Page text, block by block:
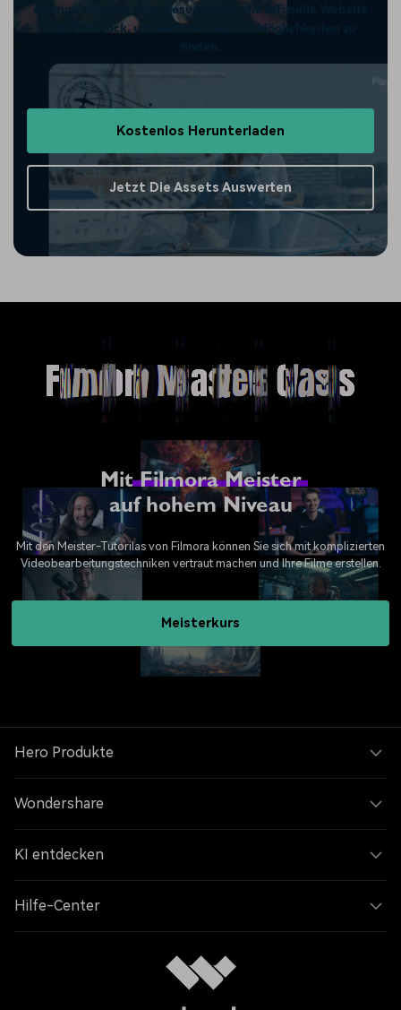
auszuprobieren, oder besuchen Sie die offizielle Website
von Filmstock, um weitere kreative Möglichkeiten zu
Kostenlos Herunterladen
Jetzt Die Assets Auswerten
MitFilmora Meister
auf hohem Niveau
Mit den Meister-Tutorilas von Filmora können Sie sich mit komplizierten
Videobearbeitungstechniken vertraut machen und Ihre Filme erstellen.
Meisterkurs
Hero Produkte
Wondershare
KI entdecken
Hilfe-Center